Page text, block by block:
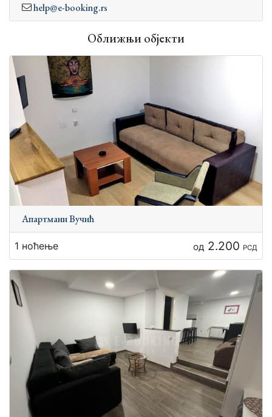
help@e-booking.rs
Оближњи објекти
Апартмани Вучић
1 ноћење од 2.200 РСД